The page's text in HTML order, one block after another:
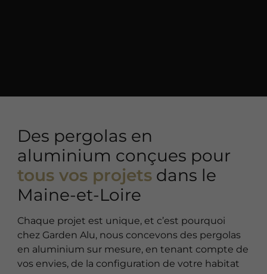
Des pergolas en
aluminium conçues pour
tous vos projets dans le
Maine-et-Loire
Chaque projet est unique, et c’est pourquoi
chez Garden Alu, nous concevons des pergolas
en aluminium sur mesure, en tenant compte de
vos envies, de la configuration de votre habitat